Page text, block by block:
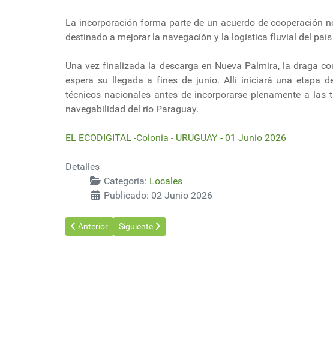
La incorporación forma parte de un acuerdo de cooperación
destinado a mejorar la navegación y la logística fluvial del país
Una vez finalizada la descarga en Nueva Palmira, la draga
espera su llegada a fines de junio. Allí iniciará una etapa
técnicos nacionales antes de incorporarse plenamente a
navegabilidad del río Paraguay.
EL ECODIGITAL -Colonia - URUGUAY - 01 Junio 2026
Detalles
Categoría: Locales
Publicado: 02 Junio 2026
Artículo anterior: Vuelven a caer las exportaciones de bienes
Anterior Artículo siguiente: Gobierno avanza en conversaciones
Siguiente